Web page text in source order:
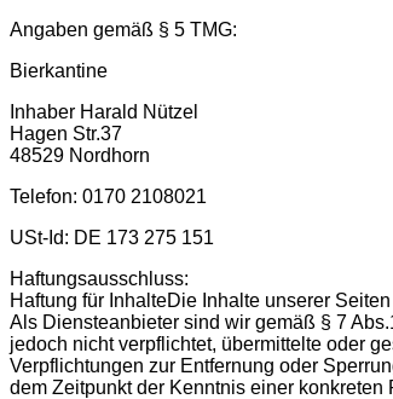
Zum
springen
Angaben gemäß § 5 TMG:
Bierkantine
Inhaber Harald Nützel
Hagen Str.37
48529 Nordhorn
Telefon: 0170 2108021
USt-Id: DE 173 275 151
Haftungsausschluss:
Haftung für InhalteDie Inhalte unserer
Als Diensteanbieter sind wir gemäß § 7
jedoch nicht verpflichtet, übermittelte oder
Verpflichtungen zur Entfernung oder
dem Zeitpunkt der Kenntnis einer